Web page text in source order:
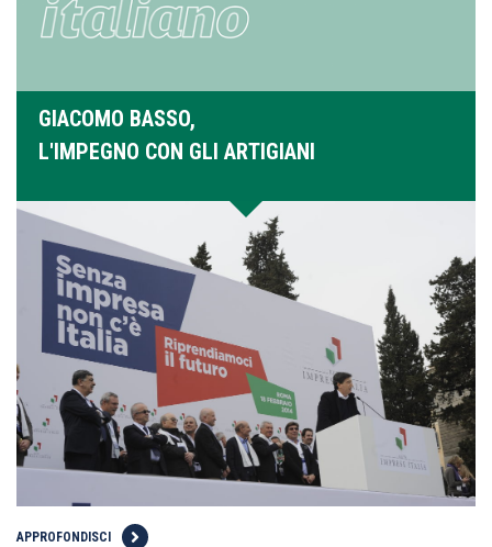
GIACOMO BASSO,
L'IMPEGNO CON GLI ARTIGIANI
APPROFONDISCI